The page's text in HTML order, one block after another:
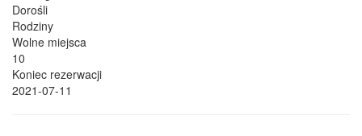
Dorośli
Rodziny
Wolne miejsca
10
Koniec rezerwacji
2021-07-11